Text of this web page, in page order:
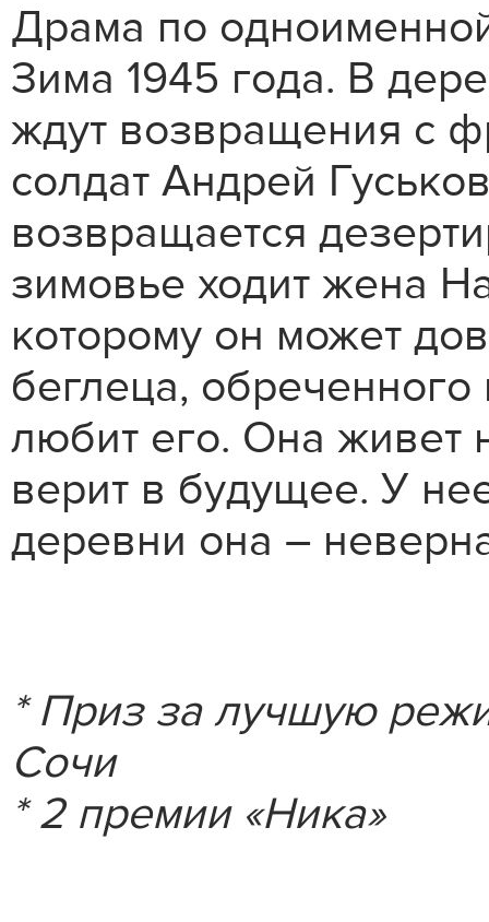
Драма по
Зима 1945 года. В
ждут возвращения с
солдат Андрей
возвращается
зимовье ходит жена
которому он может
беглеца,
любит его. Она живет
верит в будущее. У
деревни она –
* Приз за лучшую
Сочи
* 2 премии «Ника»